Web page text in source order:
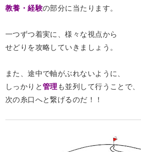
教養・経験の部分に当たります。
一つずつ着実に、様々な視点から
せどりを攻略していきましょう。
また、途中で軸がぶれないように、
しっかりと管理 も並列して行うことで、
次の糸口へと繋げるのだ！！